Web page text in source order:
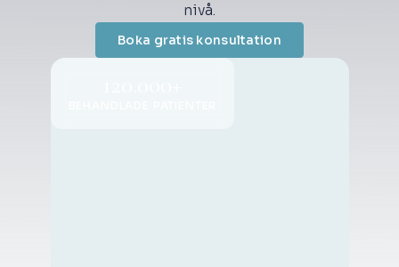
nivå.
Boka gratis konsultation